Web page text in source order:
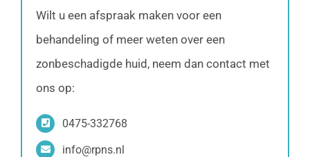
Wilt u een afspraak maken voor een
behandeling of meer weten over een
zonbeschadigde huid, neem dan contact met
ons op:
0475-332768
info@rpns.nl